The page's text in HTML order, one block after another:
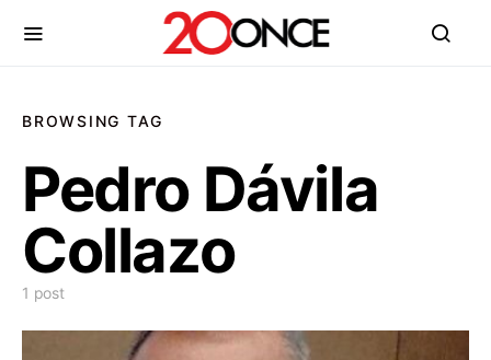
BROWSING TAG
Pedro Dávila
Collazo
1 post